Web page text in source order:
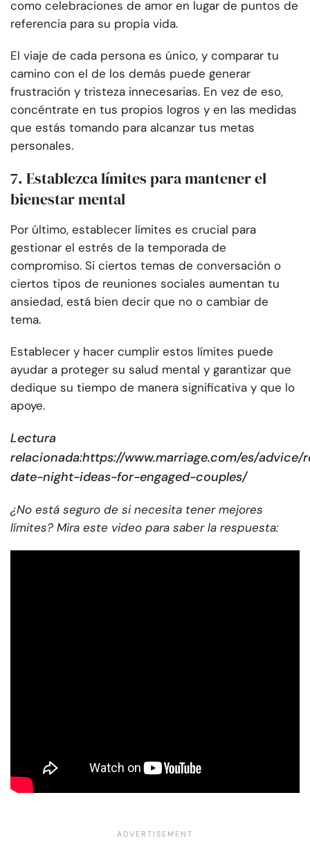
como celebraciones de amor en lugar de puntos de
referencia para su propia vida.
El viaje de cada persona es único, y comparar tu
camino con el de los demás puede generar
frustración y tristeza innecesarias. En vez de eso,
concéntrate en tus propios logros y en las medidas
que estás tomando para alcanzar tus metas
personales.
7. Establezca límites para mantener el
bienestar mental
Por último, establecer límites es crucial para
gestionar el estrés de la temporada de
compromiso. Si ciertos temas de conversación o
ciertos tipos de reuniones sociales aumentan tu
ansiedad, está bien decir que no o cambiar de
tema.
Establecer y hacer cumplir estos límites puede
ayudar a proteger su salud mental y garantizar que
dedique su tiempo de manera significativa y que lo
apoye.
Lectura
relacionada:https://www.marriage.com/es/advice/
date-night-ideas-for-engaged-couples/
¿No está seguro de si necesita tener mejores
límites? Mira este video para saber la respuesta: